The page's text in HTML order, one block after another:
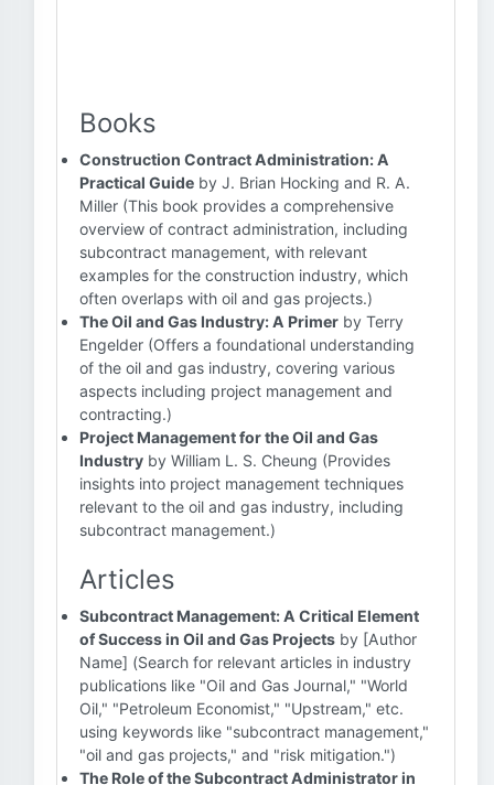
Books
Construction Contract Administration: A
Practical Guide by J. Brian Hocking and R. A.
Miller (This book provides a comprehensive
overview of contract administration, including
subcontract management, with relevant
examples for the construction industry, which
often overlaps with oil and gas projects.)
The Oil and Gas Industry: A Primer by Terry
Engelder (Offers a foundational understanding
of the oil and gas industry, covering various
aspects including project management and
contracting.)
Project Management for the Oil and Gas
Industry by William L. S. Cheung (Provides
insights into project management techniques
relevant to the oil and gas industry, including
subcontract management.)
Articles
Subcontract Management: A Critical Element
of Success in Oil and Gas Projects by [Author
Name] (Search for relevant articles in industry
publications like "Oil and Gas Journal," "World
Oil," "Petroleum Economist," "Upstream," etc.
using keywords like "subcontract management,"
"oil and gas projects," and "risk mitigation.")
The Role of the Subcontract Administrator in